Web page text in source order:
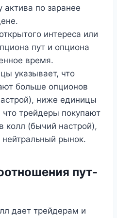
актива по заранее
интереса или
пут и опциона
время.
указывает, что
больше опционов
ниже единицы
что трейдеры покупают
колл (бычий настрой),
нейтральный рынок.
пут-
дает трейдерам и